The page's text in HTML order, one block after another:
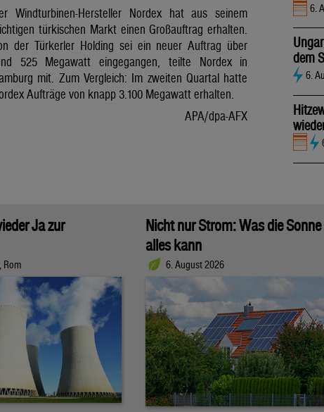
Windturbinen-Hersteller Nordex hat aus seinem
türkischen Markt einen Großauftrag erhalten.
der Türkerler Holding sei ein neuer Auftrag über
525 Megawatt eingegangen, teilte Nordex in
mit. Zum Vergleich: Im zweiten Quartal hatte
Aufträge von knapp 3.100 Megawatt erhalten.
APA/dpa-AFX
6.
dem
6.
Ja zur
Rom
Nicht nur Strom: Was die Sonne
alles kann
6. August 2026